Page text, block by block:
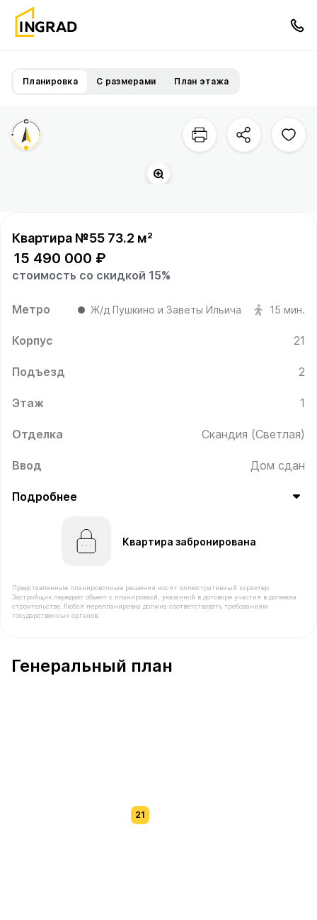
Планировка С размерами План этажа
Квартира №55 73.2 м²
15 490 000 ₽
стоимость со скидкой 15%
Метро Ж/д Пушкино и Заветы Ильича 15 мин.
Корпус 21
Подъезд 2
Этаж 1
Отделка Скандия (Светлая)
Ввод Дом сдан
Подробнее
Квартира забронирована
Представленные планировочные решения носят иллюстративный характер.
Застройщик передаёт объект с планировкой, указанной в договоре участия в долевом
строительстве. Любая перепланировка должна соответствовать требованиям
государственных органов.
Генеральный план
21